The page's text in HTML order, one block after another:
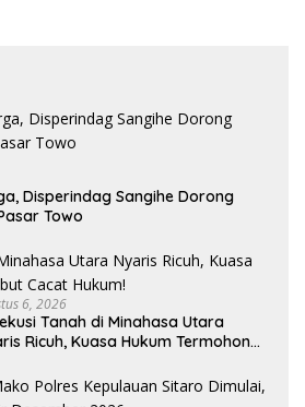
Disperindag Sangihe Dorong
Towo
6, 2026
Tanah di Minahasa Utara
Ricuh, Kuasa Hukum Termohon